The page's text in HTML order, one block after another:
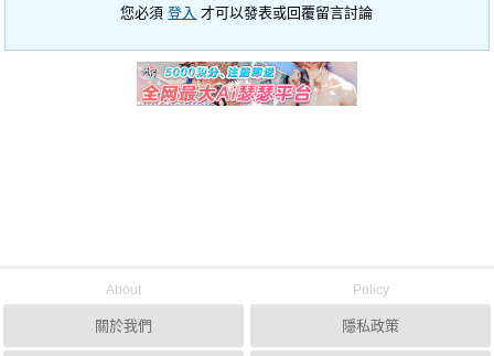
您必須登入 才可以發表或回覆留言討論
About
關於我們
Policy
隱私政策